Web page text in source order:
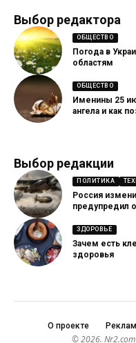
Выбор редактора
ОБЩЕСТВО
Погода в
областям
ОБЩЕСТВО
Именины 25
ангела и как
Выбор редакции
ПОЛИТИКА
Россия
предупредил
ЗДОРОВЬЕ
Зачем есть
здоровья
О проекте
© 2026.